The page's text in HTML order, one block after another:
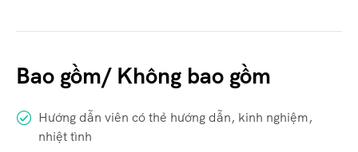
Bao gồm/ Không bao gồm
Hướng dẫn viên có thẻ hướng dẫn, kinh nghiệm,
nhiệt tình